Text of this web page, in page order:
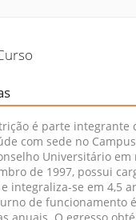
é parte integrante
com sede no
Universitário em
de 1997, possui
integraliza-se em 4,5
de funcionamento